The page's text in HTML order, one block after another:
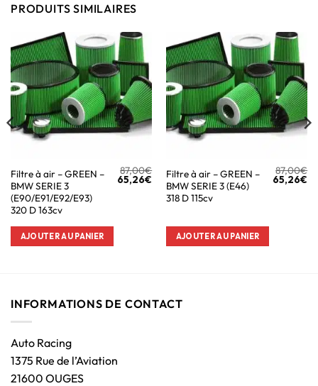
PRODUITS SIMILAIRES
Filtre à air – GREEN –
BMW SERIE 3
(E90/E91/E92/E93)
320 D 163cv
87,00€
65,26€
AJOUTER AU PANIER
Filtre à air – GREEN –
BMW SERIE 3 (E46)
318 D 115cv
87,00€
65,26€
AJOUTER AU PANIER
INFORMATIONS DE CONTACT
Auto Racing
1375 Rue de l’Aviation
21600 OUGES